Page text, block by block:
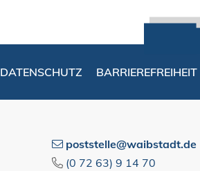
DATENSCHUTZ BARRIEREFREIHEIT
poststelle@waibstadt.de
(0 72 63) 9 14 70